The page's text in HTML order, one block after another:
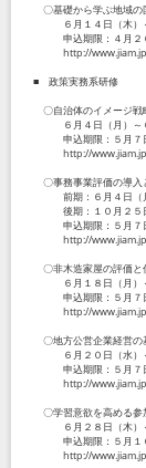
〇基礎から学ぶ地域の
６月１４日（木）～
申込期限：４月２６
http://www.jiam.jp/
■ 政策実務系研修
〇自治体のイメージ戦
６月４日（月）～６
申込期限：５月７日
http://www.jiam.jp/
〇事務事業評価の導入
前期：６月４日（月
後期：１０月２５日
申込期限：５月７日
http://www.jiam.jp/
〇非木造家屋の評価と
６月１８日（月）～
申込期限：５月７日
http://www.jiam.jp/
〇地方公営企業経営の
６月２０日（水）～
申込期限：５月７
http://www.jiam.jp/
〇学習意欲を高める参
６月２８日（木）～
申込期限：５月１０
http://www.jiam.jp/